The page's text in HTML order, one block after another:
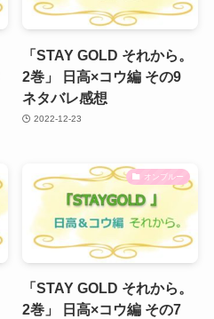
「STAY GOLD それから。
2巻」 日高×コウ編 その9
ネタバレ感想
2022-12-23
オンブルー
「STAY GOLD それから。
2巻」 日高×コウ編 その7